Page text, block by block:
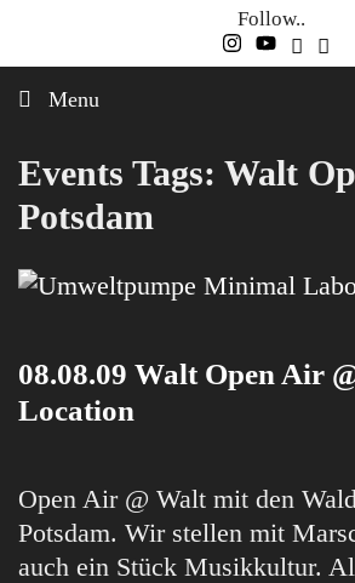
content
Follow..
Menu
Events Tags: Walt
Potsdam
08.08.09 Walt Open Air
Location
Open Air @ Walt mit den
Potsdam. Wir stellen mit
auch ein Stück Musikkultur.